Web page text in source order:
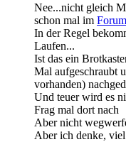
Nee...nicht gleich
schon mal im
In der Regel
Laufen...
Ist das ein
Mal aufgeschraubt
vorhanden)
Und teuer wird es
Frag mal dort nach
Aber nicht
Aber ich denke,